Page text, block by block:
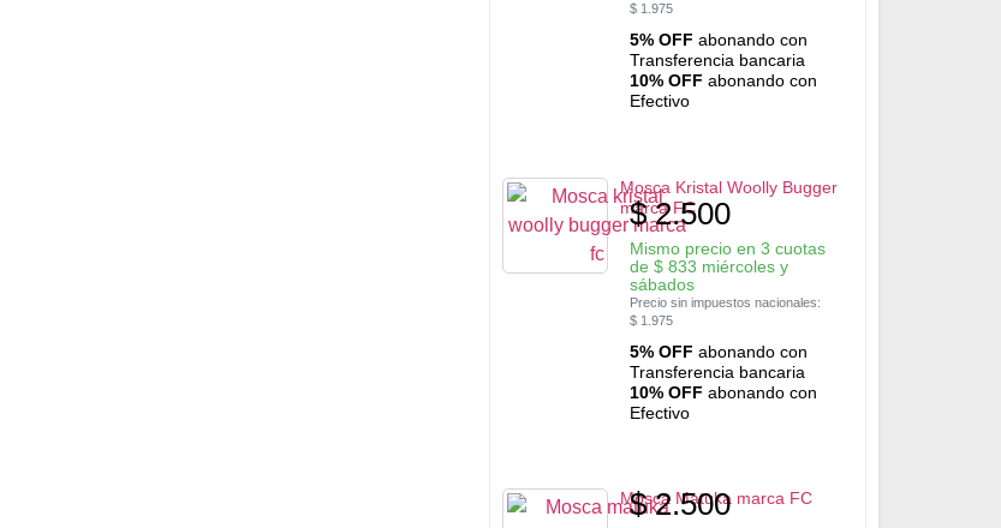
$ 1.975
5% OFF abonando con
Transferencia bancaria
10% OFF abonando con
Efectivo
Mosca Kristal Woolly Bugger
marca FC
$2.500
Mismo precio en 3 cuotas
de$ 833 miércoles y
sábados
Precio sin impuestos nacionales:
$ 1.975
5% OFF abonando con
Transferencia bancaria
10% OFF abonando con
Efectivo
Mosca Matuka marca FC
$2.500